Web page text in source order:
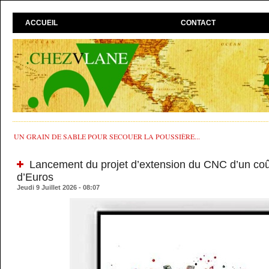
ACCUEIL CONTACT
UN GRAIN DE SABLE POUR SECOUER LA POUSSIÈRE...
Lancement du projet d’extension du CNC d’un
d’Euros
Jeudi 9 Juillet 2026 - 08:07